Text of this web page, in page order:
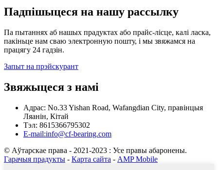
Падпішыцеся на нашу рассылку
Па пытаннях аб нашых прадуктах або прайс-лісце, калі ласка,
пакіньце нам сваю электронную пошту, і мы звяжамся на
працягу 24 гадзін.
Запыт на прэйскурант
Звяжыцеся з намі
Адрас: No.33 Yishan Road, Wafangdian City, правінцыя
Ляанін, Кітай
Тэл: 8615366795302
E-mail:info@cf-bearing.com
© Аўтарскае права - 2021-2023 : Усе правы абаронены.
Гарачыя прадукты - Карта сайта - AMP Mobile